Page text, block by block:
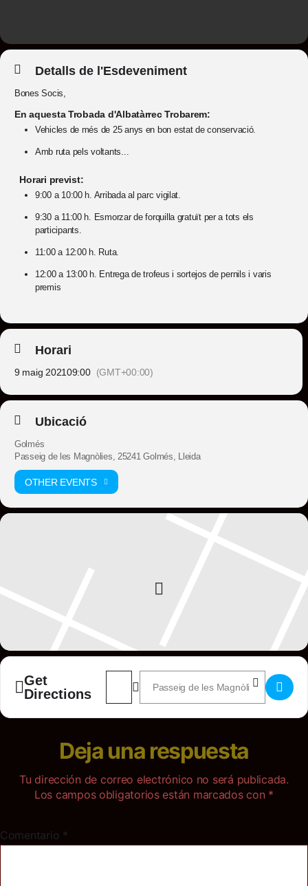
Detalls de l'Esdeveniment
Bones Socis,
En aquesta Trobada d'Albatàrrec Trobarem:
Vehicles de més de 25 anys en bon estat de conservació.
Amb ruta pels voltants...
Horari previst:
9:00 a 10:00 h. Arribada al parc vigilat.
9:30 a 11:00 h. Esmorzar de forquilla gratuït per a tots els
participants.
11:00 a 12:00 h. Ruta.
12:00 a 13:00 h. Entrega de trofeus i sortejos de pernils i varis
premis
Horari
9 maig 202109:00 (GMT+00:00)
Ubicació
Golmés
Passeig de les Magnòlies, 25241 Golmés, Lleida
OTHER EVENTS
Get
Directions
Address - Trobada de cotxes clàssics a
Destination Address - Trobada de
Deja una respuesta
Tu dirección de correo electrónico no será publicada.
Los campos obligatorios están marcados con *
Comentario *